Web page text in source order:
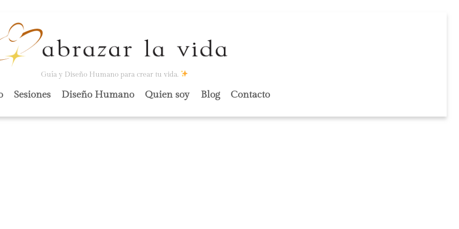
Guía y Diseño Humano para crear tu vida.
Sesiones Diseño Humano Quien soy Blog Contacto